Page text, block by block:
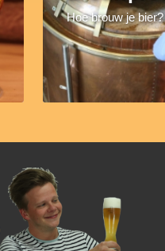
Hoe brouw je bier?